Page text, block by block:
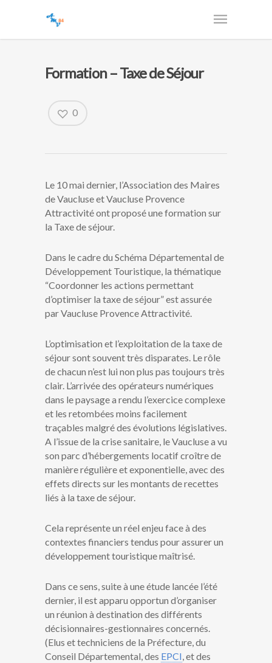
Formation – Taxe de Séjour
0
Le 10 mai dernier, l’Association des Maires
de Vaucluse et Vaucluse Provence
Attractivité ont proposé une formation sur
la Taxe de séjour.
Dans le cadre du Schéma Départemental de
Développement Touristique, la thématique
“Coordonner les actions permettant
d’optimiser la taxe de séjour” est assurée
par Vaucluse Provence Attractivité.
L’optimisation et l’exploitation de la taxe de
séjour sont souvent très disparates. Le rôle
de chacun n’est lui non plus pas toujours très
clair. L’arrivée des opérateurs numériques
dans le paysage a rendu l’exercice complexe
et les retombées moins facilement
traçables malgré des évolutions législatives.
A l’issue de la crise sanitaire, le Vaucluse a vu
son parc d’hébergements locatif croître de
manière régulière et exponentielle, avec des
effets directs sur les montants de recettes
liés à la taxe de séjour.
Cela représente un réel enjeu face à des
contextes financiers tendus pour assurer un
développement touristique maîtrisé.
Dans ce sens, suite à une étude lancée l’été
dernier, il est apparu opportun d’organiser
un réunion à destination des différents
décisionnaires-gestionnaires concernés.
(Elus et techniciens de la Préfecture, du
Conseil Départemental, des EPCI, et des